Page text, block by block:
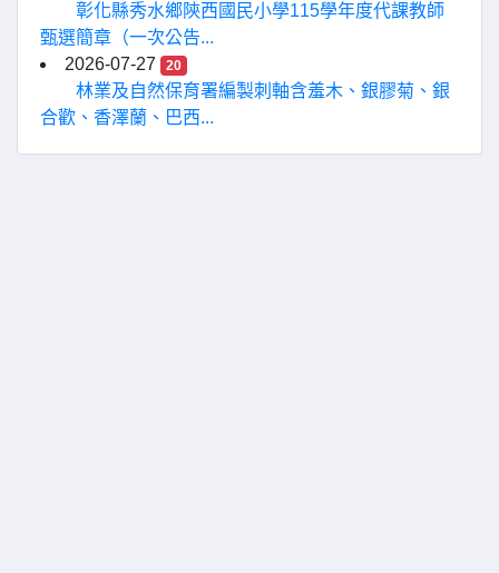
彰化縣秀水鄉陝西國民小學115學年度代課教師
甄選簡章（一次公告...
2026-07-27
20
林業及自然保育署編製刺軸含羞木、銀膠菊、銀
合歡、香澤蘭、巴西...